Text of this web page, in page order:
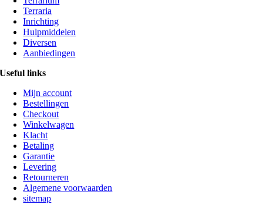
Terraria
Inrichting
Hulpmiddelen
Diversen
Aanbiedingen
Useful links
Mijn account
Bestellingen
Checkout
Winkelwagen
Klacht
Betaling
Garantie
Levering
Retourneren
Algemene voorwaarden
sitemap